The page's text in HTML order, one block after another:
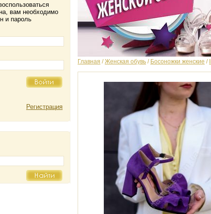
вам необходимо
и пароль
Регистрация
Главная /Женская обувь / Босоножки женские /